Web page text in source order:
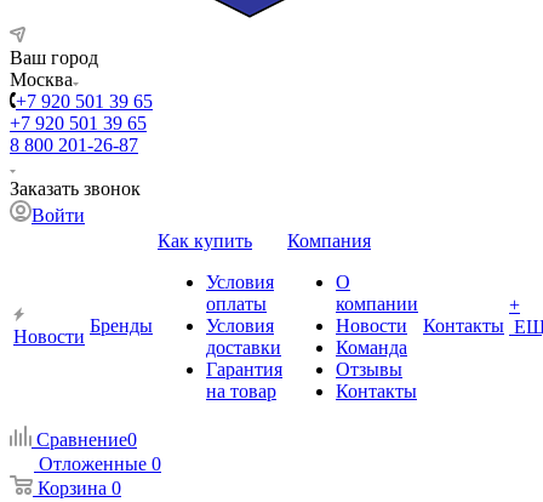
Ваш город
Москва
+7 920 501 39 65
+7 920 501 39 65
8 800 201-26-87
Заказать звонок
Войти
Новости
Бренды
Как купить
Условия
оплаты
Условия
доставки
Гарантия
на товар
Компания
О
компании
Новости
Команда
Отзывы
Контакты
Контакты
+
Сравнение0
Отложенные 0
Корзина 0